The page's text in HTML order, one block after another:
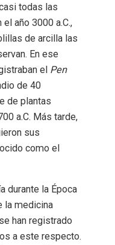
todas las
año 3000 a.C.,
de arcilla las
En ese
el Pen
de 40
de plantas
a.C. Más tarde,
sus
como el
durante la Época
la medicina
han registrado
a este respecto.